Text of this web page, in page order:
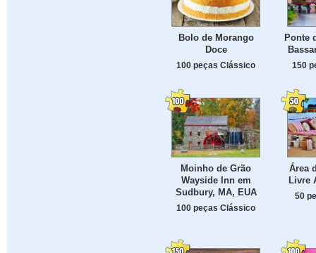
Bolo de Morango
Doce
100 peças Clássico
Ponte
150
Moinho de Grão
Wayside Inn em
Sudbury, MA, EUA
100 peças Clássico
Área
Livre
50